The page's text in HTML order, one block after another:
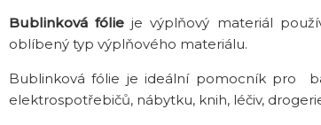
Bublinková fólie je výplňový materiál
oblíbený typ výplňového materiálu.
Bublinková fólie je ideální pomocník pro
elektrospotřebičů, nábytku, knih, léčiv,